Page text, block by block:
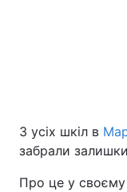
З усіх шкіл в
забрали
Про це у своєму